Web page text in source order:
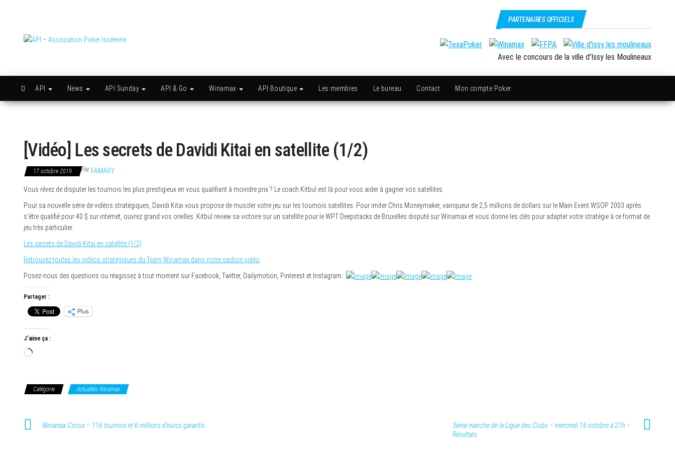
Poker
Isséenne
PARTENAIRES OFFICIELS
Avec le concours de la ville d'Issy les Moulineaux
API News API Sunday API & Go Winamax API Boutique Les membres Le bureau Contact Mon compte Poker
[Vidéo] Les secrets de Davidi Kitai en satellite (1/2)
17 octobre 2019 ParFAMARY
Vous rêvez de disputer les tournois les plus prestigieux en vous qualifiant à moindre prix ? Le coach Kitbul est là pour vous aider à gagner vos satellites.
Pour sa nouvelle série de vidéos stratégiques, Davidi Kitai vous propose de muscler votre jeu sur les tournois satellites. Pour imiter Chris Moneymaker, vainqueur de 2,5 millions de dollars sur le Main Event WSOP 2003 après
s’être qualifié pour 40 $ sur internet, ouvrez grand vos oreilles. Kitbul review sa victoire sur un satellite pour le WPT Deepstacks de Bruxelles disputé sur Winamax et vous donne les clés pour adapter votre stratégie à ce format de
jeu très particulier.
Les secrets de Davidi Kitai en satellite (1/2)
Retrouvez toutes les vidéos stratégiques du Team Winamax dans notre section vidéo
Posez-nous des questions ou réagissez à tout moment sur Facebook, Twitter, Dailymotion, Pinterest et Instagram :
Partager :
Plus
J’aime ça :
Chargement…
Catégorie Actualités Winamax
Winamax Circus – 116 tournois et 6 millions d’euros garantis
3ème manche de la Ligue des Clubs – mercredi 16 octobre à 21h –
Résultats